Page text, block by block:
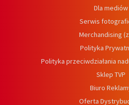
Dla mediów
Serwis
Merchandising
Polityka
Polityka przeciwdziałania
Sklep TVP
Biuro
Oferta